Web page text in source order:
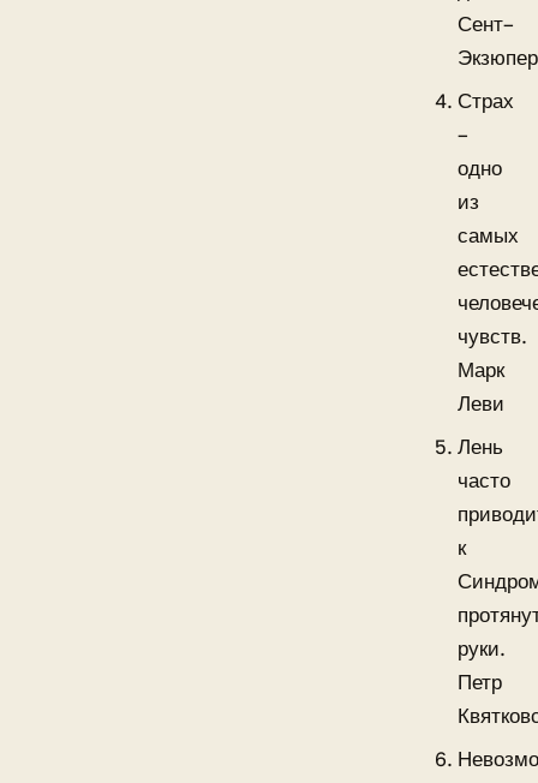
Сент–
Страх
–
одно
из
самых
чувств.
Марк
Леви
Лень
часто
к
руки.
Петр